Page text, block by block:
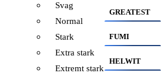
Svag
Normal
Stark
Extra stark
Extremt stark
GREATEST
FUMI
HELWIT